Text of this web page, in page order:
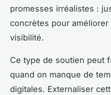
promesses irréalistes :
concrètes pour améliorer
visibilité.
Ce type de soutien peut
quand on manque de
digitales. Externaliser